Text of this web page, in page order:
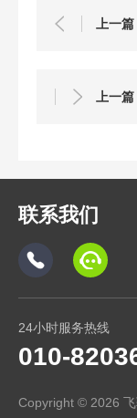
上一篇
上一篇
联系我们
24小时服务热线
010-
Copyright © 2026